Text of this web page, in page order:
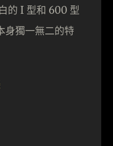
的 I 型和 600 型
身獨一無二的特